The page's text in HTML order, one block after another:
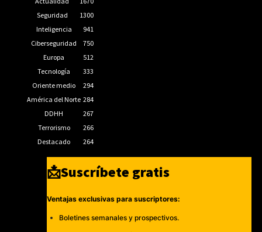
Seguridad
1300
Inteligencia
941
Ciberseguridad
750
Europa
512
Tecnología
333
Oriente medio
294
América del Norte 284
DDHH
267
Terrorismo
266
Destacado
264
📩Suscríbete gratis
Ventajas exclusivas para suscriptores:
Boletines semanales y prospectivos.